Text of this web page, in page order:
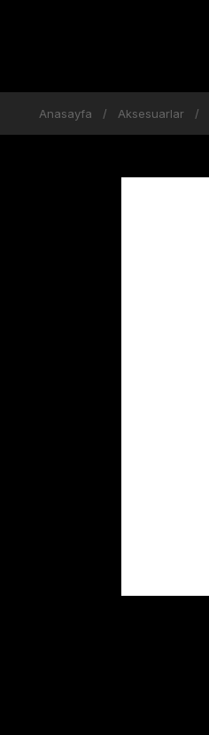
Anasayfa Aksesuarlar